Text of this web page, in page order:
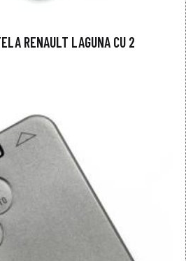
RENAULT LAGUNA CU 2